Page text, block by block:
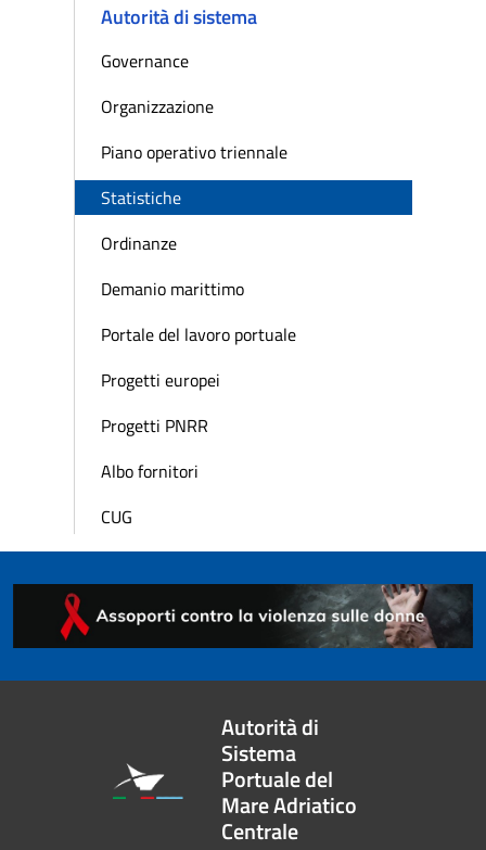
Autorità di sistema
Governance
Organizzazione
Piano operativo triennale
Statistiche
Ordinanze
Demanio marittimo
Portale del lavoro portuale
Progetti europei
Progetti PNRR
Albo fornitori
CUG
Autorità di
Sistema
Portuale del
Mare Adriatico
Centrale